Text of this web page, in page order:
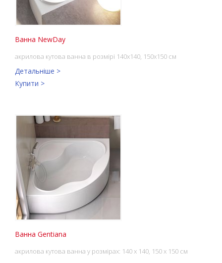
Ванна NewDay
акрилова кутова ванна в розмірі 140x140, 150x150 см
Детальніше >
Купити >
Ванна Gentiana
акрилова кутова ванна у розмірах: 140 x 140, 150 x 150 см